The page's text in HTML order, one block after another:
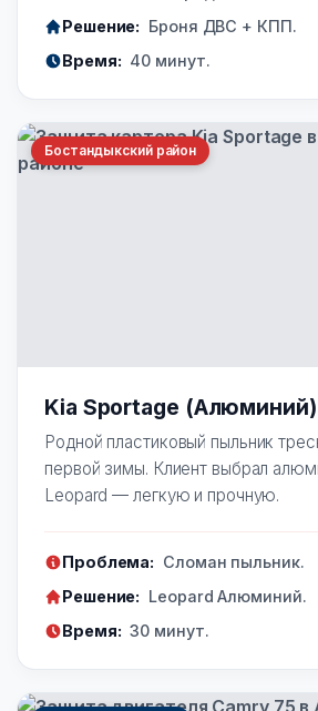
Решение: Броня ДВС + КПП.
Время: 40 минут.
Бостандыкский район
Kia Sportage (Алюминий)
Родной пластиковый пыльник
первой зимы. Клиент выбрал
Leopard — легкую и прочную.
Проблема: Сломан пыльник.
Решение: Leopard Алюминий.
Время: 30 минут.